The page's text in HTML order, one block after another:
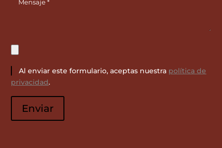
Al enviar este formulario, aceptas nuestra política de
privacidad.
Por
favor,Enviar